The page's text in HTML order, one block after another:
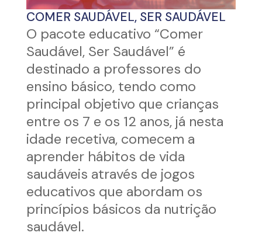
COMER SAUDÁVEL, SER SAUDÁVEL
O pacote educativo “Comer
Saudável, Ser Saudável” é
destinado a professores do
ensino básico, tendo como
principal objetivo que crianças
entre os 7 e os 12 anos, já nesta
idade recetiva, comecem a
aprender hábitos de vida
saudáveis através de jogos
educativos que abordam os
princípios básicos da nutrição
saudável.